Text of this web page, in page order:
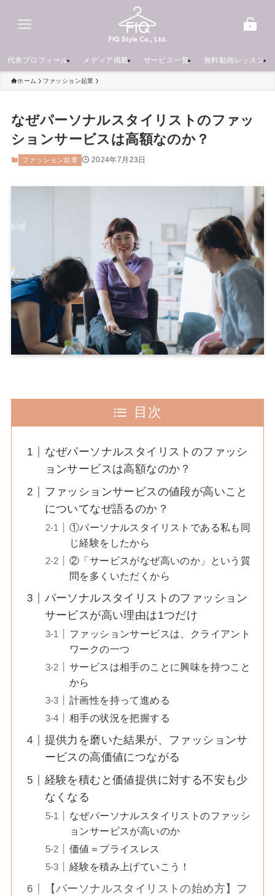
代表プロフィール メディア掲載 サービス一覧 無料動画レッスン
ホーム ファッション起業
なぜパーソナルスタイリストのファッ
ションサービスは高額なのか？
ファッション起業 2024年7月23日
目次
なぜパーソナルスタイリストのファッシ
ョンサービスは高額なのか？
ファッションサービスの値段が高いこと
についてなぜ語るのか？
①パーソナルスタイリストである私も同
じ経験をしたから
②「サービスがなぜ高いのか」という質
問を多くいただくから
パーソナルスタイリストのファッション
サービスが高い理由は1つだけ
ファッションサービスは、クライアント
ワークの一つ
サービスは相手のことに興味を持つこと
から
計画性を持って進める
相手の状況を把握する
提供力を磨いた結果が、ファッションサ
ービスの高価値につながる
経験を積むと価値提供に対する不安も少
なくなる
なぜパーソナルスタイリストのファッシ
ョンサービスが高いのか
価値＝プライスレス
経験を積み上げていこう！
【パーソナルスタイリストの始め方】フ